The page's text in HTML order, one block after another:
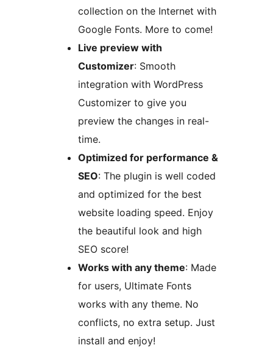
collection on the Internet with
Google Fonts. More to come!
Live preview with
Customizer: Smooth
integration with WordPress
Customizer to give you
preview the changes in real-
time.
Optimized for performance &
SEO: The plugin is well coded
and optimized for the best
website loading speed. Enjoy
the beautiful look and high
SEO score!
Works with any theme: Made
for users, Ultimate Fonts
works with any theme. No
conflicts, no extra setup. Just
install and enjoy!